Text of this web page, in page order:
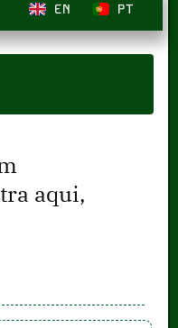
PT
EN
aqui,